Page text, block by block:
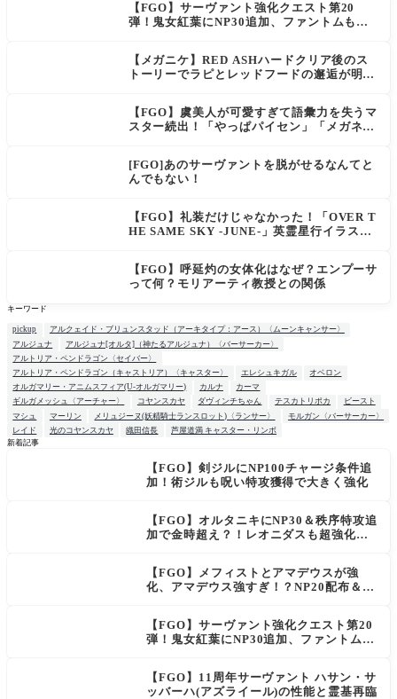
【FGO】サーヴァント強化クエスト第20
弾！鬼女紅葉にNP30追加、ファントムも大
【メガニケ】RED ASHハードクリア後のス
トーリーでラピとレッドフードの邂逅が明か
さん30年寝てた。【勝利の女神NIKKE】
【FGO】虞美人が可愛すぎて語彙力を失うマ
スター続出！「やっぱパイセン」「メガネよ
[FGO]あのサーヴァントを脱がせるなんてと
んでもない！
【FGO】礼装だけじゃなかった！「OVER T
HE SAME SKY -JUNE-」英霊星行イラスト
場
【FGO】呼延灼の女体化はなぜ？エンプーサ
って何？モリアーティ教授との関係
キーワード
pickup
アルクェイド・ブリュンスタッド（アーキタイプ：アース）〈ムーンキャンサー〉
アルジュナ
アルジュナ[オルタ]（神たるアルジュナ）〈バーサーカー〉
アルトリア・ペンドラゴン〈セイバー〉
アルトリア・ペンドラゴン（キャストリア）〈キャスター〉
エレシュキガル
オベロン
オルガマリー・アニムスフィア(U-オルガマリー)
カルナ
カーマ
ギルガメッシュ〈アーチャー〉
コヤンスカヤ ダヴィンチちゃん テスカトリポカ
ビースト
マシュ
マーリン メリュジーヌ(妖精騎士ランスロット)〈ランサー〉
モルガン〈バーサーカー〉
レイド
光のコヤンスカヤ 織田信長
芦屋道満 キャスター・リンボ
新着記事
【FGO】剣ジルにNP100チャージ条件追
加！術ジルも呪い特攻獲得で大きく強化
【FGO】オルタニキにNP30＆秩序特攻追
加で金時超え？！レオニダスも超強化で
【FGO】メフィストとアマデウスが強
化、アマデウス強すぎ！？NP20配布＆Ar
【FGO】サーヴァント強化クエスト第20
弾！鬼女紅葉にNP30追加、ファントムも
【FGO】11周年サーヴァント ハサン・サ
ッバーハ(アズライール)の性能と霊基再臨